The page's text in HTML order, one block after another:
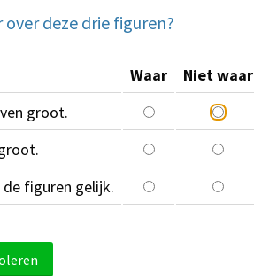
deze drie figuren?
Waar
Niet waar
groot.
figuren gelijk.